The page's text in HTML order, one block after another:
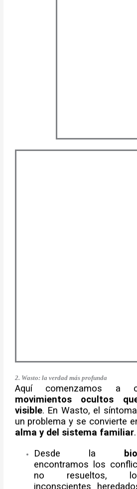
2. Wasto: la verdad más profunda
Aquí comenzamos a
movimientos ocultos
visible. En Wasto, el
un problema y se convierte
alma y del sistema familiar.
Desde la
encontramos los
no resueltos,
inconscientes